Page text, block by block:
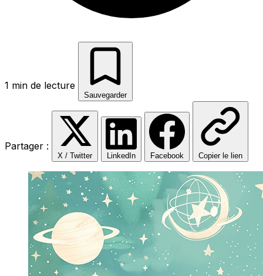
1 min de lecture
Sauvegarder
Partager :
X / Twitter LinkedIn Facebook Copier le lien